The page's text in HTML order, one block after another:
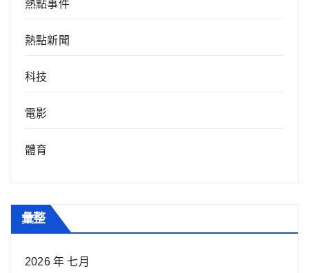
熱點事件
熱點新聞
科技
電影
體育
彙整
2026 年 七月